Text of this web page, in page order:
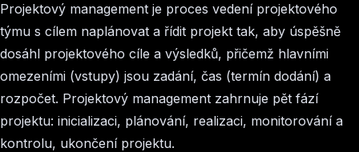
Projektový management je proces vedení projektového
týmu s cílem naplánovat a řídit projekt tak, aby úspěšně
dosáhl projektového cíle a výsledků, přičemž hlavními
omezeními (vstupy) jsou zadání, čas (termín dodání) a
rozpočet. Projektový management zahrnuje pět fází
projektu: inicializaci, plánování, realizaci, monitorování a
kontrolu, ukončení projektu.